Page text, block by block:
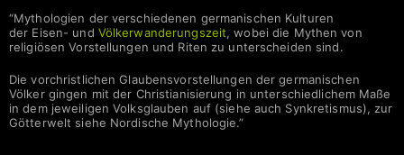
“Mythologien der verschiedenen germanischen Kulturen
der Eisen- und Völkerwanderungszeit, wobei die Mythen von
religiösen Vorstellungen und Riten zu unterscheiden sind.
Die vorchristlichen Glaubensvorstellungen der germanischen
Völker gingen mit der Christianisierung in unterschiedlichem Maße
in dem jeweiligen Volksglauben auf (siehe auch Synkretismus), zur
Götterwelt siehe Nordische Mythologie.”